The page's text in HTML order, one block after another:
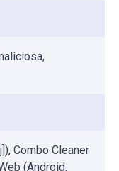
Combo Cleaner
(Android.